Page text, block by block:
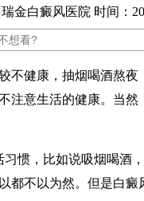
金白癜风医院 时间：
健康，抽烟喝酒熬夜
注意生活的健康。当然
，比如说吸烟喝酒
都不以为然。但是白